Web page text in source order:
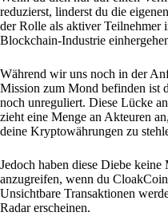
reduzierst, linderst du die
der Rolle als aktiver Teilnehmer
Blockchain-Industrie
Während wir uns noch in der
Mission zum Mond befinden ist
noch unreguliert. Diese Lücke
zieht eine Menge an Akteuren
deine Kryptowährungen zu
Jedoch haben diese Diebe
anzugreifen, wenn du
Unsichtbare Transaktionen
Radar erscheinen.